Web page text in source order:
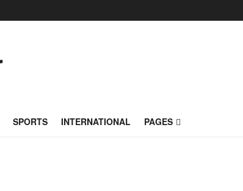
SPORTS INTERNATIONAL PAGES